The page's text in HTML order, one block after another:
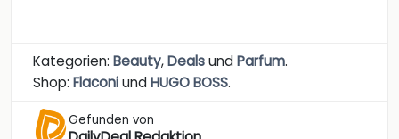
Kategorien: Beauty,DealsundParfum.
Shop: FlaconiundHUGO BOSS.
Gefunden von